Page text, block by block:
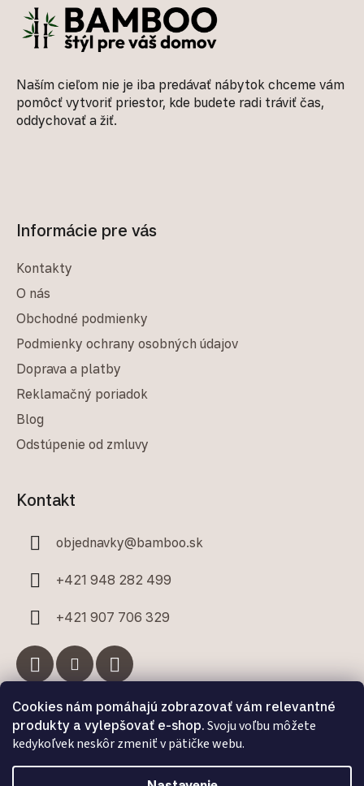
Cookies nám pomáhajú zobrazovať vám relevantné
produkty a vylepšovať e-shop. Svoju voľbu môžete
kedykoľvek neskôr zmeniť v pätičke webu.
Naším cieľom nie je iba predávať nábytok chceme vám
pomôcť vytvoriť priestor, kde budete radi tráviť čas,
oddychovať a žiť.
Informácie pre vás
Kontakty
O nás
Obchodné podmienky
Podmienky ochrany osobných údajov
Doprava a platby
Reklamačný poriadok
Blog
Odstúpenie od zmluvy
Kontakt
objednavky@bamboo.sk
+421 948 282 499
+421 907 706 329
Facebook